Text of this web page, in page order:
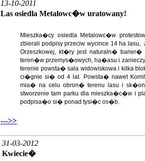
13-10-2011
Las osiedla Metalowc�w uratowany!
Mieszka�cy osiedla Metalowc�w
zbierali podpisy przeciw wycince 14 ha
Orzeszkowej, kt�ry jest naturaln�
teren�w przemys�owych, ha�asu i
terenie powsta� sala widowiskowa i kilka
ci�gnie si� od 4 lat. Powsta� nawet
mia� na celu obron� terenu lasu i
stworzenie tam parku dla mieszka�c�w i
podpisa�o si� ponad tysi�c os�b.
--->>
31-03-2012
Kwiecie�